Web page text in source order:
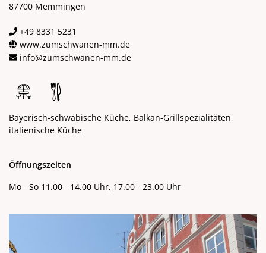
87700 Memmingen
+49 8331 5231
www.zumschwanen-mm.de
info@zumschwanen-mm.de
Bayerisch-schwäbische Küche, Balkan-Grillspezialitäten,
italienische Küche
Öffnungszeiten
Mo - So 11.00 - 14.00 Uhr, 17.00 - 23.00 Uhr